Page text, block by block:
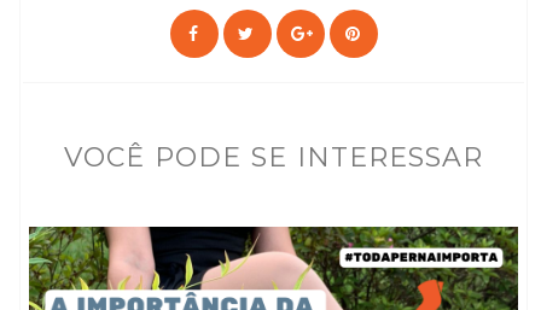
VOCÊ PODE SE INTERESSAR